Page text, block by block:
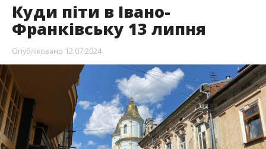
Куди піти в Івано-
Франківську 13 липня
Опубліковано 12.07.2024